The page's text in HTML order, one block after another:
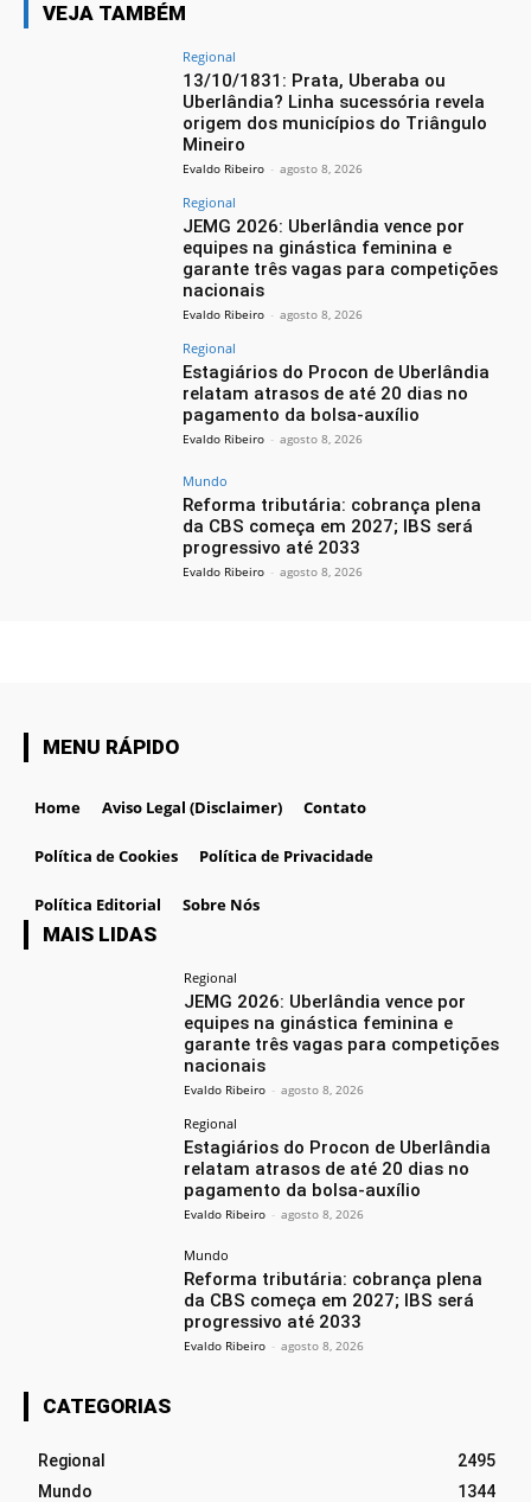
VEJA TAMBÉM
Regional
13/10/1831: Prata, Uberaba ou
Uberlândia? Linha sucessória revela
origem dos municípios do Triângulo
Mineiro
Evaldo Ribeiro - agosto 8, 2026
Regional
JEMG 2026: Uberlândia vence por
equipes na ginástica feminina e
garante três vagas para competições
nacionais
Evaldo Ribeiro - agosto 8, 2026
Regional
Estagiários do Procon de Uberlândia
relatam atrasos de até 20 dias no
pagamento da bolsa-auxílio
Evaldo Ribeiro - agosto 8, 2026
Mundo
Reforma tributária: cobrança plena
da CBS começa em 2027; IBS será
progressivo até 2033
Evaldo Ribeiro - agosto 8, 2026
MENU RÁPIDO
Home Aviso Legal (Disclaimer) Contato
Política de Cookies Política de Privacidade
Política Editorial Sobre Nós
MAIS LIDAS
Regional
JEMG 2026: Uberlândia vence por
equipes na ginástica feminina e
garante três vagas para competições
nacionais
Evaldo Ribeiro - agosto 8, 2026
Regional
Estagiários do Procon de Uberlândia
relatam atrasos de até 20 dias no
pagamento da bolsa-auxílio
Evaldo Ribeiro - agosto 8, 2026
Mundo
Reforma tributária: cobrança plena
da CBS começa em 2027; IBS será
progressivo até 2033
Evaldo Ribeiro - agosto 8, 2026
CATEGORIAS
Regional
2495
Mundo
1344